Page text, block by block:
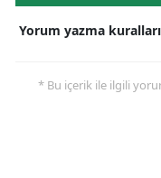
Yorum yazma
* Bu içerik ile ilgili